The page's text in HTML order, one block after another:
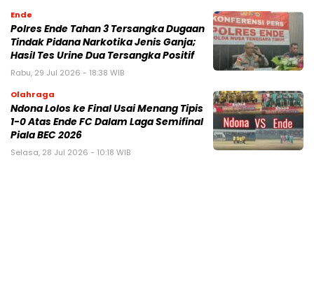
Ende
Polres Ende Tahan 3 Tersangka Dugaan
Tindak Pidana Narkotika Jenis Ganja;
Hasil Tes Urine Dua Tersangka Positif
Rabu, 29 Jul 2026 - 18:38 WIB
Olahraga
Ndona Lolos ke Final Usai Menang Tipis
1-0 Atas Ende FC Dalam Laga Semifinal
Piala BEC 2026
Selasa, 28 Jul 2026 - 10:18 WIB